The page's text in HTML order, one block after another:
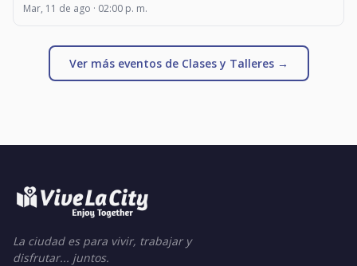
Mar, 11 de ago · 02:00 p. m.
Ver más eventos de Clases y Talleres →
La ciudad es para vivir, trabajar y
disfrutar... juntos.